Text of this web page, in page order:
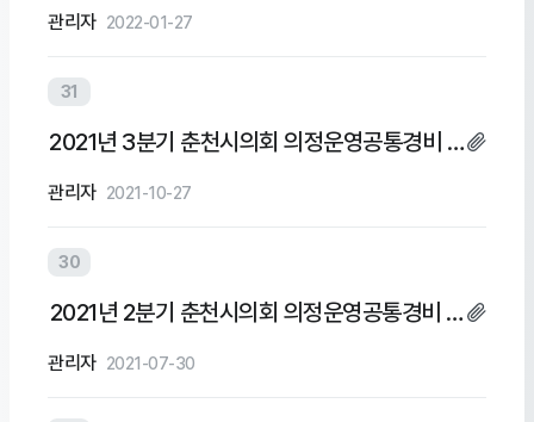
관리자 2022-01-27
31
2021년 3분기 춘천시의회 의정운영공통경비 및
관리자 2021-10-27
30
2021년 2분기 춘천시의회 의정운영공통경비 및
관리자 2021-07-30